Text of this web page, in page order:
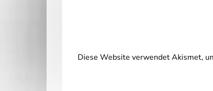
Diese Website verwendet Akismet,